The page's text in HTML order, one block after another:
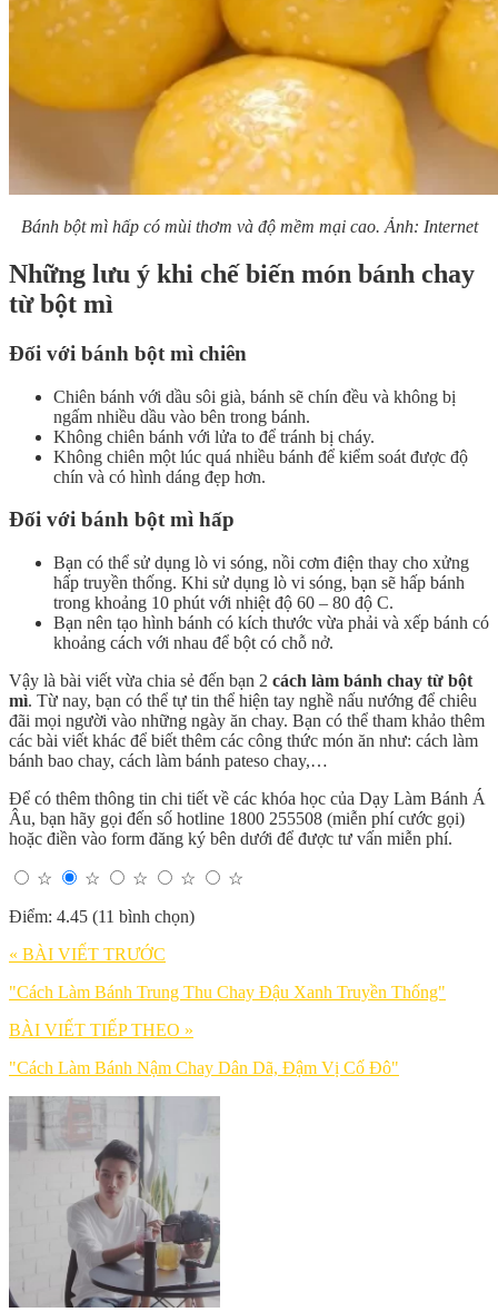
Bánh bột mì hấp có mùi thơm và độ mềm mại cao. Ảnh: Internet
Những lưu ý khi chế biến món bánh chay
từ bột mì
Đối với bánh bột mì chiên
Chiên bánh với dầu sôi già, bánh sẽ chín đều và không bị
ngấm nhiều dầu vào bên trong bánh.
Không chiên bánh với lửa to để tránh bị cháy.
Không chiên một lúc quá nhiều bánh để kiểm soát được độ
chín và có hình dáng đẹp hơn.
Đối với bánh bột mì hấp
Bạn có thể sử dụng lò vi sóng, nồi cơm điện thay cho xửng
hấp truyền thống. Khi sử dụng lò vi sóng, bạn sẽ hấp bánh
trong khoảng 10 phút với nhiệt độ 60 – 80 độ C.
Bạn nên tạo hình bánh có kích thước vừa phải và xếp bánh có
khoảng cách với nhau để bột có chỗ nở.
Vậy là bài viết vừa chia sẻ đến bạn 2 cách làm bánh chay từ bột
mì. Từ nay, bạn có thể tự tin thể hiện tay nghề nấu nướng để chiêu
đãi mọi người vào những ngày ăn chay. Bạn có thể tham khảo thêm
các bài viết khác để biết thêm các công thức món ăn như: cách làm
bánh bao chay, cách làm bánh pateso chay,…
Để có thêm thông tin chi tiết về các khóa học của Dạy Làm Bánh Á
Âu, bạn hãy gọi đến số hotline 1800 255508 (miễn phí cước gọi)
hoặc điền vào form đăng ký bên dưới để được tư vấn miễn phí.
☆ ☆ ☆ ☆
☆
Điểm: 4.45 (11 bình chọn)
« BÀI VIẾT TRƯỚC
"Cách Làm Bánh Trung Thu Chay Đậu Xanh Truyền Thống"
BÀI VIẾT TIẾP THEO »
"Cách Làm Bánh Nậm Chay Dân Dã, Đậm Vị Cố Đô"